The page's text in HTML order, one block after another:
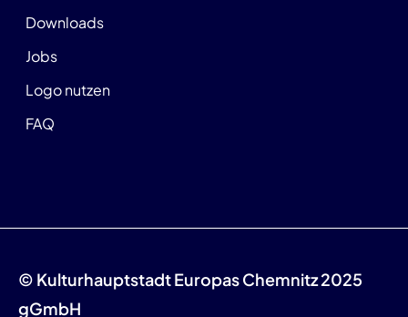
Downloads
Jobs
Logo nutzen
FAQ
© Kulturhauptstadt Europas Chemnitz 2025
gGmbH